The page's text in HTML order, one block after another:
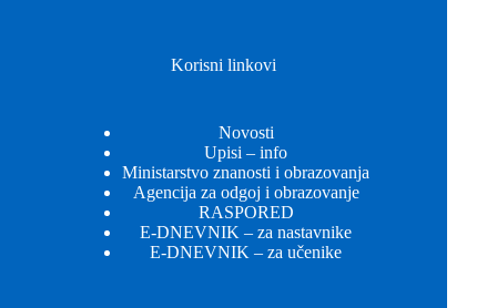
Korisni linkovi
Novosti
Upisi – info
Ministarstvo znanosti i obrazovanja
Agencija za odgoj i obrazovanje
RASPORED
E-DNEVNIK – za nastavnike
E-DNEVNIK – za učenike